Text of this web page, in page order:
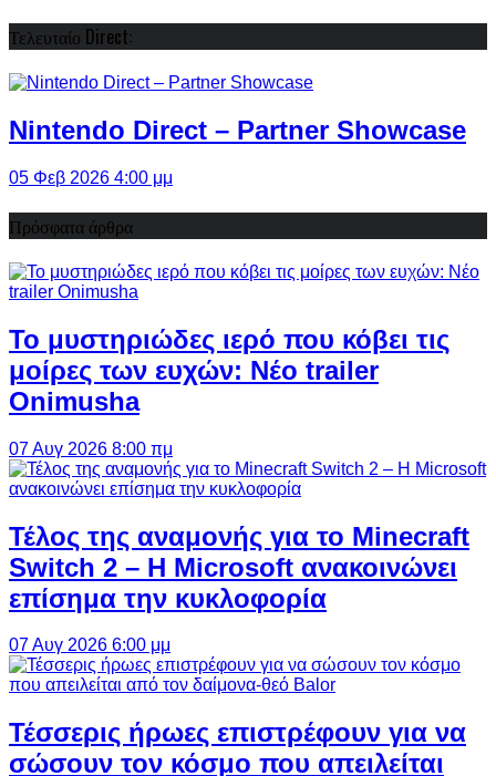
Τελευταίο Direct:
Nintendo Direct – Partner Showcase
05 Φεβ 2026 4:00 μμ
Πρόσφατα άρθρα
Το μυστηριώδες ιερό που κόβει τις
μοίρες των ευχών: Νέο trailer
Onimusha
07 Αυγ 2026 8:00 πμ
Τέλος της αναμονής για το Minecraft
Switch 2 – Η Microsoft ανακοινώνει
επίσημα την κυκλοφορία
07 Αυγ 2026 6:00 μμ
Τέσσερις ήρωες επιστρέφουν για να
σώσουν τον κόσμο που απειλείται